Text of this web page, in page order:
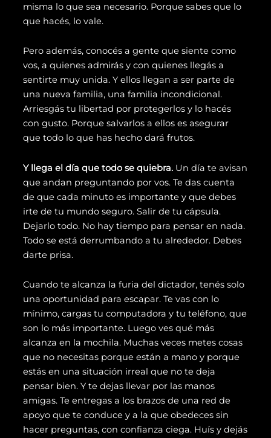
misma lo que sea necesario. Porque sabes que lo
que hacés, lo vale.
Pero además, conocés a gente que siente como
vos, a quienes admirás y con quienes llegás a
sentirte muy unida. Y ellos llegan a ser parte de
una nueva familia, una familia incondicional.
Arriesgás tu libertad por protegerlos y lo hacés
con gusto. Porque salvarlos a ellos es asegurar
que todo lo que has hecho dará frutos.
Y llega el día que todo se quiebra. Un día te avisan
que andan preguntando por vos. Te das cuenta
de que cada minuto es importante y que debes
irte de tu mundo seguro. Salir de tu cápsula.
Dejarlo todo. No hay tiempo para pensar en nada.
Todo se está derrumbando a tu alrededor. Debes
darte prisa.
Cuando te alcanza la furia del dictador, tenés solo
una oportunidad para escapar. Te vas con lo
mínimo, cargas tu computadora y tu teléfono, que
son lo más importante. Luego ves qué más
alcanza en la mochila. Muchas veces metes cosas
que no necesitas porque están a mano y porque
estás en una situación irreal que no te deja
pensar bien. Y te dejas llevar por las manos
amigas. Te entregas a los brazos de una red de
apoyo que te conduce y a la que obedeces sin
hacer preguntas, con confianza ciega. Huís y dejás